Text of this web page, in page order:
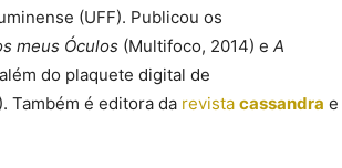
(UFF). Publicou os
meus Óculos (Multifoco, 2014) e A
do plaquete digital de
Também é editora da revista cassandra e